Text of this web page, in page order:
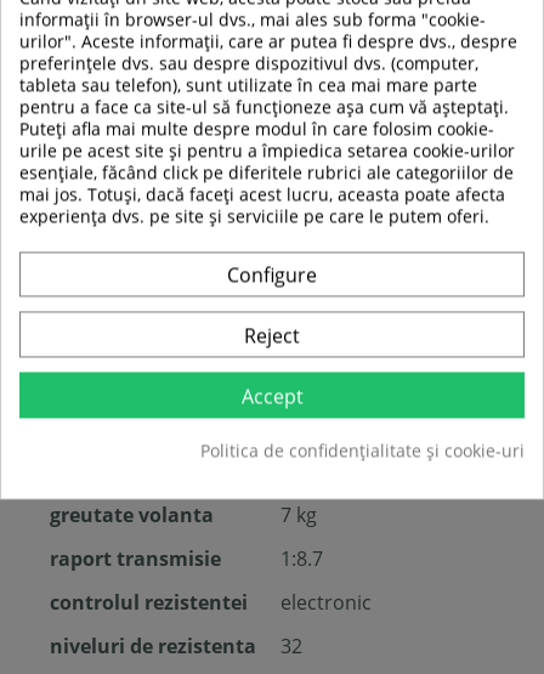
program Cardio/HRC:nivelul de rezistenta se
ajusteaza automat pentru a mentine ritmul cardiac
in zona optima
Programe si posibilitatile aplicatiei iC+ Training:
pornire rapida
setarea manuala a obiectivelor tinta pentru timp,
distanta sau numarul de calorii arse
posibilitatea de crerea unui profi de utilizator
sa va setati si alege o ruta reala prinGoogle
intervale de exercitiu
posibilitatea de exercitii in grup
calendar inteligent de antrenament
greutate volanta
7 kg
raport transmisie
1:8.7
controlul rezistentei
electronic
niveluri de rezistenta
32
informații în browser-ul dvs., mai ales sub forma "cookie-
urilor". Aceste informații, care ar putea fi despre dvs., despre
preferințele dvs. sau despre dispozitivul dvs. (computer,
tableta sau telefon), sunt utilizate în cea mai mare parte
pentru a face ca site-ul să funcționeze așa cum vă așteptați.
Puteți afla mai multe despre modul în care folosim cookie-
urile pe acest site și pentru a împiedica setarea cookie-urilor
esențiale, făcând click pe diferitele rubrici ale categoriilor de
mai jos. Totuși, dacă faceți acest lucru, aceasta poate afecta
experiența dvs. pe site și serviciile pe care le putem oferi.
Configure
Reject
Accept
Politica de confidențialitate și cookie-uri